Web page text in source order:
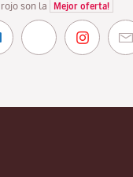
rojo son la
Mejor oferta!